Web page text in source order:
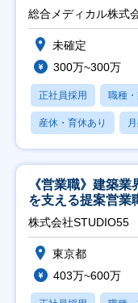
総合メディカル株式
未確定
300万~300万
正社員採用 職種
産休・育休あり
《営業職》建築
を支える提案営
株式会社STUDIO55
東京都
403万~600万